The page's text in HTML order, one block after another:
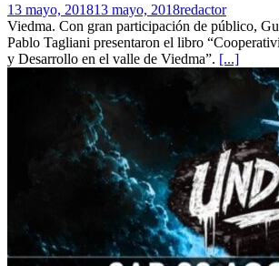
13 mayo, 201813 mayo, 2018redactor
Viedma. Con gran participación de público,
Pablo Tagliani presentaron el libro
y Desarrollo en el valle de Viedma”. [...]